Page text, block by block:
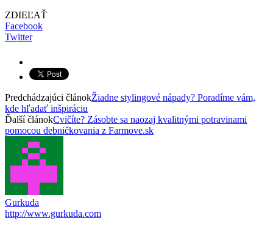
ZDIEĽAŤ
Facebook
Twitter
Predchádzajúci článokŽiadne stylingové nápady? Poradíme vám,
kde hľadať inšpiráciu
Ďalší článokCvičíte? Zásobte sa naozaj kvalitnými potravinami
pomocou debničkovania z Farmove.sk
Gurkuda
http://www.gurkuda.com